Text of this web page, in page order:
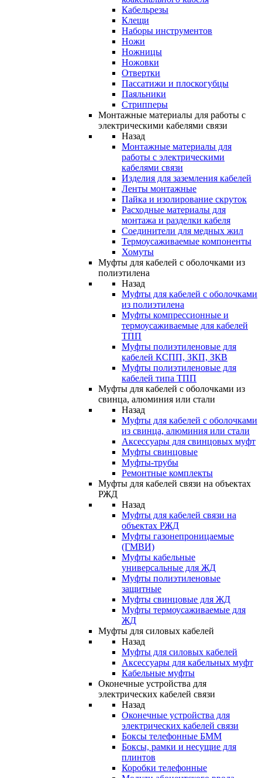
Кабельрезы
Клещи
Наборы инструментов
Ножи
Ножницы
Ножовки
Отвертки
Пассатижи и плоскогубцы
Паяльники
Стрипперы
Монтажные материалы для работы с
электрическими кабелями связи
Назад
Монтажные материалы для
работы с электрическими
кабелями связи
Изделия для заземления кабелей
Ленты монтажные
Пайка и изолирование скруток
Расходные материалы для
монтажа и разделки кабеля
Соединители для медных жил
Термоусаживаемые компоненты
Хомуты
Муфты для кабелей с оболочками из
полиэтилена
Назад
Муфты для кабелей с оболочками
из полиэтилена
Муфты компрессионные и
термоусаживаемые для кабелей
ТПП
Муфты полиэтиленовые для
кабелей КСПП, ЗКП, ЗКВ
Муфты полиэтиленовые для
кабелей типа ТПП
Муфты для кабелей с оболочками из
свинца, алюминия или стали
Назад
Муфты для кабелей с оболочками
из свинца, алюминия или стали
Аксессуары для свинцовых муфт
Муфты свинцовые
Муфты-трубы
Ремонтные комплекты
Муфты для кабелей связи на объектах
РЖД
Назад
Муфты для кабелей связи на
объектах РЖД
Муфты газонепроницаемые
(ГМВИ)
Муфты кабельные
универсальные для ЖД
Муфты полиэтиленовые
защитные
Муфты свинцовые для ЖД
Муфты термоусаживаемые для
ЖД
Муфты для силовых кабелей
Назад
Муфты для силовых кабелей
Аксессуары для кабельных муфт
Кабельные муфты
Оконечные устройства для
электрических кабелей связи
Назад
Оконечные устройства для
электрических кабелей связи
Боксы телефонные БММ
Боксы, рамки и несущие для
плинтов
Коробки телефонные